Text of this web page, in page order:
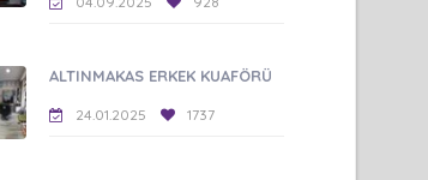
ALTINMAKAS ERKEK KUAFÖRÜ
24.01.2025 1737